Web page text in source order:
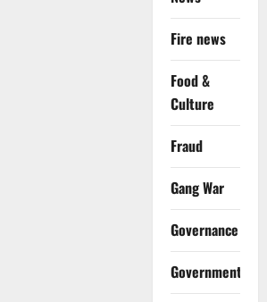
Fire news
Food &
Culture
Fraud
Gang War
Governance
Government